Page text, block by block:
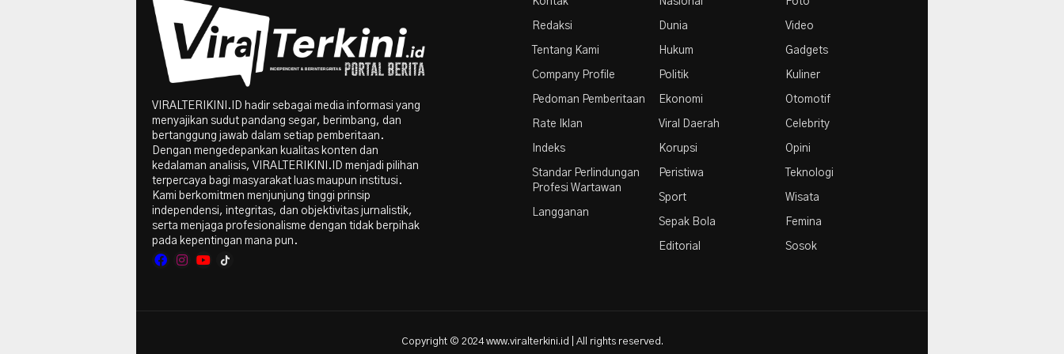
Redaksi
Tentang Kami
Company Profile
Pedoman Pemberitaan
Rate Iklan
Indeks
Standar Perlindungan
Profesi Wartawan
Langganan
Dunia
Hukum
Politik
Ekonomi
Viral Daerah
Korupsi
Peristiwa
Sport
Sepak Bola
Editorial
Video
Gadgets
Kuliner
Otomotif
Celebrity
Opini
Teknologi
Wisata
Femina
Sosok
VIRALTERIKINI.ID hadir sebagai media informasi yang
menyajikan sudut pandang segar, berimbang, dan
bertanggung jawab dalam setiap pemberitaan.
Dengan mengedepankan kualitas konten dan
kedalaman analisis, VIRALTERIKINI.ID menjadi pilihan
terpercaya bagi masyarakat luas maupun institusi.
Kami berkomitmen menjunjung tinggi prinsip
independensi, integritas, dan objektivitas jurnalistik,
serta menjaga profesionalisme dengan tidak berpihak
pada kepentingan mana pun.
Copyright © 2024 www.viralterkini.id | All rights reserved.